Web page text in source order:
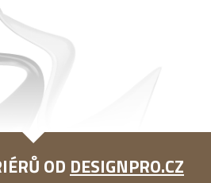
OD DESIGNPRO.CZ